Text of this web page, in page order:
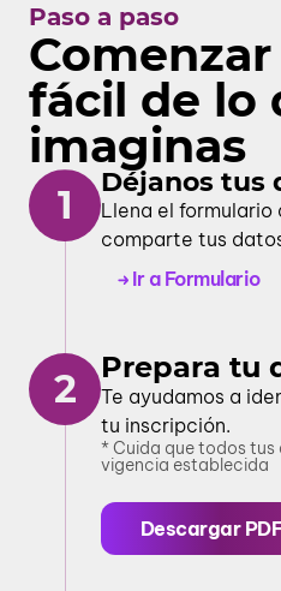
Paso a paso
fácil de lo
imaginas
1 Déjanos tus
Llena el formulario
comparte tus
Ir a Formulario
2 Prepara tu
Te ayudamos a
tu inscripción.
* Cuida que todos
vigencia establecida
Descargar